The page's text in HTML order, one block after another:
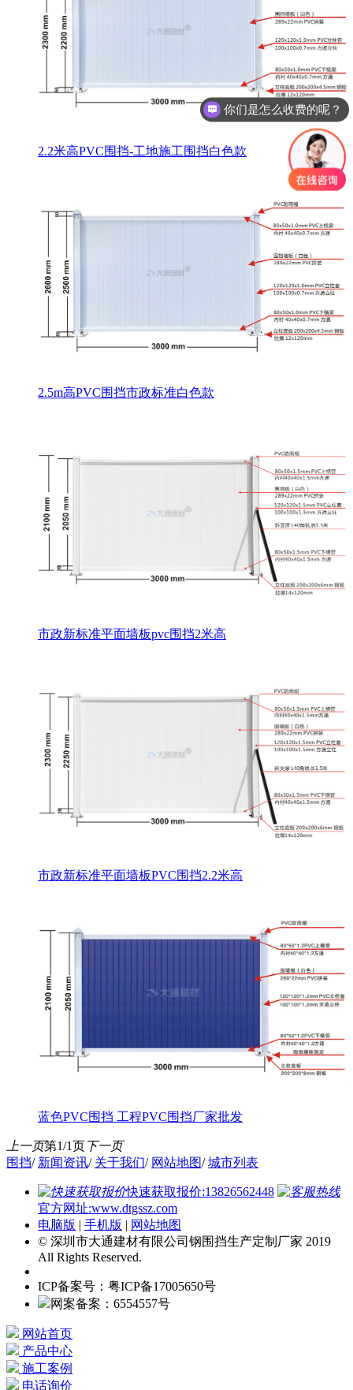
2.2米高PVC围挡-工地施工围挡白色款
2.5m高PVC围挡市政标准白色款
市政新标准平面墙板pvc围挡2米高
市政新标准平面墙板PVC围挡2.2米高
蓝色PVC围挡 工程PVC围挡厂家批发
上一页第1/1页下一页
围挡/ 新闻资讯/ 关于我们/ 网站地图/城市列表
快速获取报价:13826562448
官方网址:www.dtgssz.com
电脑版 | 手机版 | 网站地图
© 深圳市大通建材有限公司钢围挡生产定制厂家 2019
All Rights Reserved.
ICP备案号：粤ICP备17005650号
网案备案：6554557号
网站首页
产品中心
施工案例
电话询价
你们是怎么收费的呢？